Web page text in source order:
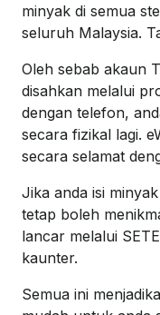
minyak di semua
seluruh Malaysia.
Oleh sebab akaun
disahkan melalui
dengan telefon,
secara fizikal lagi.
secara selamat
Jika anda isi
tetap boleh
lancar melalui
kaunter.
Semua ini